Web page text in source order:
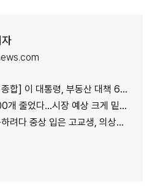
산 대책 6시간 점검…"기존 방식 벗어나 과감히 실행" 外
다…시장 예상 크게 밑돈 '고용 쇼크'
다 중상 입은 고교생, 의상자 인정